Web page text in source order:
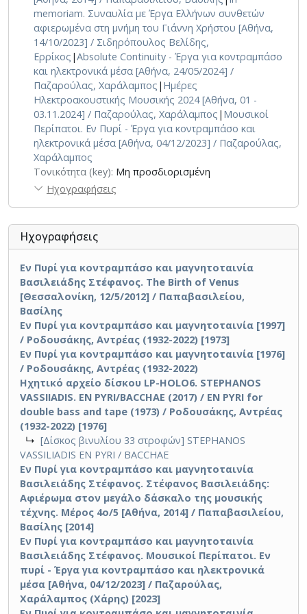
σηματοδοτώντας αυτό που παραμένει –αυτό που
«έχει αντέξει και ξεπεράσει την καταστροφή».(Από τα
σχόλια στο: STEPHANOS VASSILIADIS, EN PYRI /
BACCHAE, LP HOLO6, Athens, 2017)
memoriam. Συναυλία με Έργα Ελλήνων συνθετών
αφιερωμένα στη μνήμη του Γιάννη Χρήστου [Αθήνα,
14/10/2023] / Σιδηρόπουλος Βελίδης,
Ερρίκος |Absolute Continuity - Έργα για κοντραμπάσο
και ηλεκτρονικά μέσα [Αθήνα, 24/05/2024] /
Παζαρούλας, Χαράλαμπος | Ημέρες
Ηλεκτροακουστικής Μουσικής 2024 [Αθήνα, 01 -
03.11.2024] / Παζαρούλας, Χαράλαμπος | Μουσικοί
Περίπατοι. Εν Πυρί - Έργα για κοντραμπάσο και
ηλεκτρονικά μέσα [Αθήνα, 04/12/2023] / Παζαρούλας,
Χαράλαμπος
Τονικότητα (key): Μη προσδιορισμένη
Ηχογραφήσεις
Ηχογραφήσεις
Εν Πυρί για κοντραμπάσο και μαγνητοταινία
Βασιλειάδης Στέφανος. The Birth of Venus
[Θεσσαλονίκη, 12/5/2012] / Παπαβασιλείου,
Βασίλης
Εν Πυρί για κοντραμπάσο και μαγνητοταινία [1997]
/ Ροδουσάκης, Αντρέας (1932-2022) [1973]
Εν Πυρί για κοντραμπάσο και μαγνητοταινία [1976]
/ Ροδουσάκης, Αντρέας (1932-2022)
Ηχητικό αρχείο δίσκου LP-HOLO6. STEPHANOS
VASSIIADIS. EN PYRI/BACCHAE (2017) / EN PYRI for
double bass and tape (1973) / Ροδουσάκης, Αντρέας
(1932-2022) [1976]
↳ [Δίσκος βινυλίου 33 στροφών] STEPHANOS
VASSILIADIS EN PYRI / BACCHAE
Εν Πυρί για κοντραμπάσο και μαγνητοταινία
Βασιλειάδης Στέφανος. Στέφανος Βασιλειάδης:
Αφιέρωμα στον μεγάλο δάσκαλο της μουσικής
τέχνης. Μέρος 4ο/5 [Αθήνα, 2014] / Παπαβασιλείου,
Βασίλης [2014]
Εν Πυρί για κοντραμπάσο και μαγνητοταινία
Βασιλειάδης Στέφανος. Μουσικοί Περίπατοι. Εν
πυρί - Έργα για κοντραμπάσο και ηλεκτρονικά
μέσα [Αθήνα, 04/12/2023] / Παζαρούλας,
Χαράλαμπος (Χάρης) [2023]